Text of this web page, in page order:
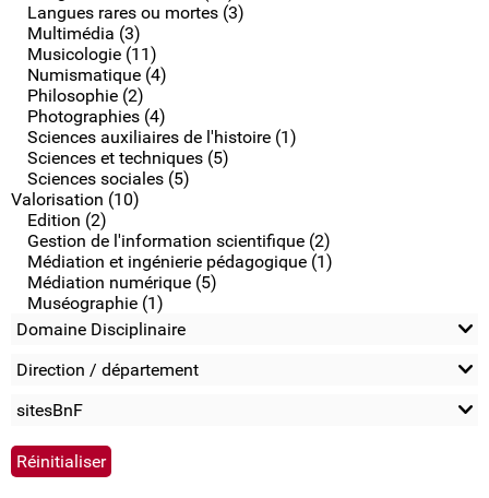
Langues rares ou mortes (3)
Multimédia (3)
Musicologie (11)
Numismatique (4)
Philosophie (2)
Photographies (4)
Sciences auxiliaires de l'histoire (1)
Sciences et techniques (5)
Sciences sociales (5)
Valorisation (10)
Edition (2)
Gestion de l'information scientifique (2)
Médiation et ingénierie pédagogique (1)
Médiation numérique (5)
Muséographie (1)
Domaine Disciplinaire
Direction / département
sitesBnF